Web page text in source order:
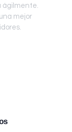
ágilmente.
mejor